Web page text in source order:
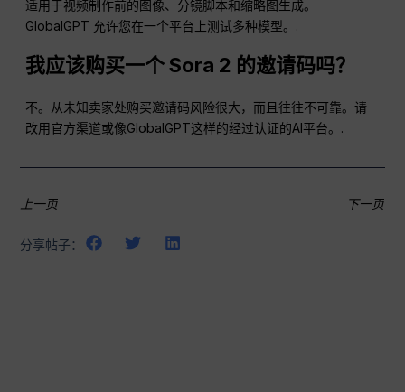
适用于视频制作前的图像、分镜脚本和缩略图生成。
GlobalGPT 允许您在一个平台上测试多种模型。.
我应该购买一个 Sora 2 的邀请码吗？
不。从未知卖家处购买邀请码风险很大，而且往往不可靠。请
改用官方渠道或像GlobalGPT这样的经过认证的AI平台。.
上一页 下一页
分享帖子：